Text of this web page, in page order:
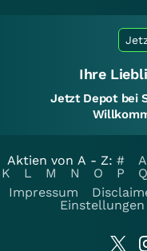
Ihre
Jetzt Depot bei
Aktien von A - Z: # A
K
L M N O P Q
Impressum
Einstellungen